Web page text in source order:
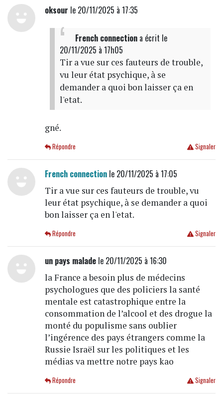
oksour le 20/11/2025 à 17:35
French connectiona écrit le
20/11/2025 à 17h05
Tir a vue sur ces fauteurs de trouble,
vu leur état psychique, à se
demander a quoi bon laisser ça en
l'etat.
gné.
Signaler
Répondre
French connectionle 20/11/2025 à 17:05
Tir a vue sur ces fauteurs de trouble, vu
leur état psychique, à se demander a quoi
bon laisser ça en l'etat.
Signaler
Répondre
un pays maladele 20/11/2025 à 16:30
la France a besoin plus de médecins
psychologues que des policiers la santé
mentale est catastrophique entre la
consommation de l’alcool et des drogue la
monté du populisme sans oublier
l’ingérence des pays étrangers comme la
Russie Israël sur les politiques et les
médias va mettre notre pays kao
Signaler
Répondre